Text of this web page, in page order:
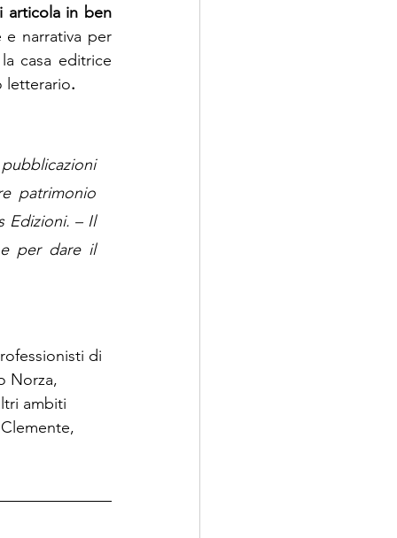
articola in ben
narrativa per
casa editrice
letterario.
patrimonio
Edizioni. – Il
per dare il
di
Norza,
ambiti